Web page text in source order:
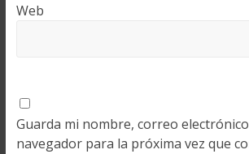
Web
Guarda mi nombre, correo
navegador para la próxima vez que